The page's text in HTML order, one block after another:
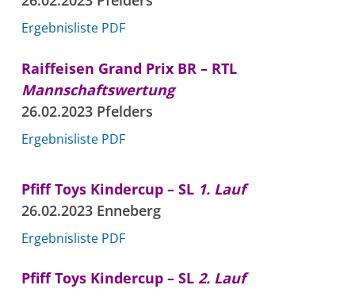
Ergebnisliste PDF
Raiffeisen Grand Prix BR – RTL
Mannschaftswertung
26.02.2023 Pfelders
Ergebnisliste PDF
Pfiff Toys Kindercup – SL 1. Lauf
26.02.2023 Enneberg
Ergebnisliste PDF
Pfiff Toys Kindercup – SL 2. Lauf